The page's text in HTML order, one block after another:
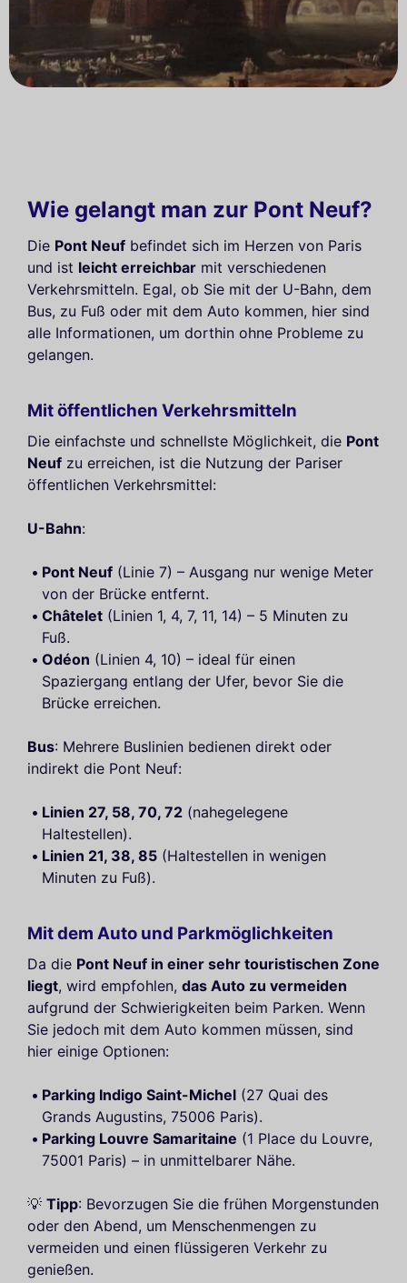
Wie gelangt man zur Pont Neuf?
Die Pont Neuf befindet sich im Herzen von Paris
und ist leicht erreichbar mit verschiedenen
Verkehrsmitteln. Egal, ob Sie mit der U-Bahn, dem
Bus, zu Fuß oder mit dem Auto kommen, hier sind
alle Informationen, um dorthin ohne Probleme zu
gelangen.
Mit öffentlichen Verkehrsmitteln
Die einfachste und schnellste Möglichkeit, die Pont
Neuf zu erreichen, ist die Nutzung der Pariser
öffentlichen Verkehrsmittel:
U-Bahn:
Pont Neuf (Linie 7) – Ausgang nur wenige Meter
von der Brücke entfernt.
Châtelet (Linien 1, 4, 7, 11, 14) – 5 Minuten zu
Fuß.
Odéon (Linien 4, 10) – ideal für einen
Spaziergang entlang der Ufer, bevor Sie die
Brücke erreichen.
Bus: Mehrere Buslinien bedienen direkt oder
indirekt die Pont Neuf:
Linien 27, 58, 70, 72 (nahegelegene
Haltestellen).
Linien 21, 38, 85 (Haltestellen in wenigen
Minuten zu Fuß).
Mit dem Auto und Parkmöglichkeiten
Da die Pont Neuf in einer sehr touristischen Zone
liegt, wird empfohlen, das Auto zu vermeiden
aufgrund der Schwierigkeiten beim Parken. Wenn
Sie jedoch mit dem Auto kommen müssen, sind
hier einige Optionen:
Parking Indigo Saint-Michel (27 Quai des
Grands Augustins, 75006 Paris).
Parking Louvre Samaritaine (1 Place du Louvre,
75001 Paris) – in unmittelbarer Nähe.
💡 Tipp: Bevorzugen Sie die frühen Morgenstunden
oder den Abend, um Menschenmengen zu
vermeiden und einen flüssigeren Verkehr zu
genießen.